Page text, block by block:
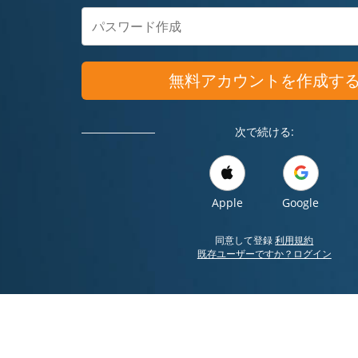
無料アカウントを作成す
次で続ける:
Apple Google
同意して登録利用規約
既存ユーザーですか？ログイン